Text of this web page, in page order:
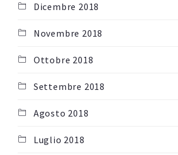
Dicembre 2018
Novembre 2018
Ottobre 2018
Settembre 2018
Agosto 2018
Luglio 2018